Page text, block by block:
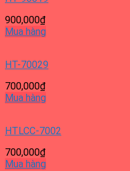
900,000₫
Mua hàng
HT-70029
700,000₫
Mua hàng
HTLCC-7002
700,000₫
Mua hàng